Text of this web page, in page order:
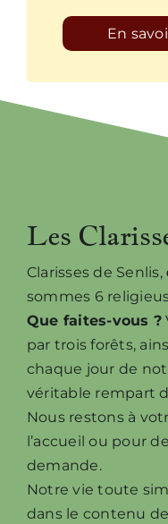
En
Les
Clarisses de Senlis,
sommes 6
Que faites-vous ?
par trois forêts,
chaque jour de
véritable rempart
Nous restons à
l’accueil ou pour
demande.
Notre vie toute
dans le contenu